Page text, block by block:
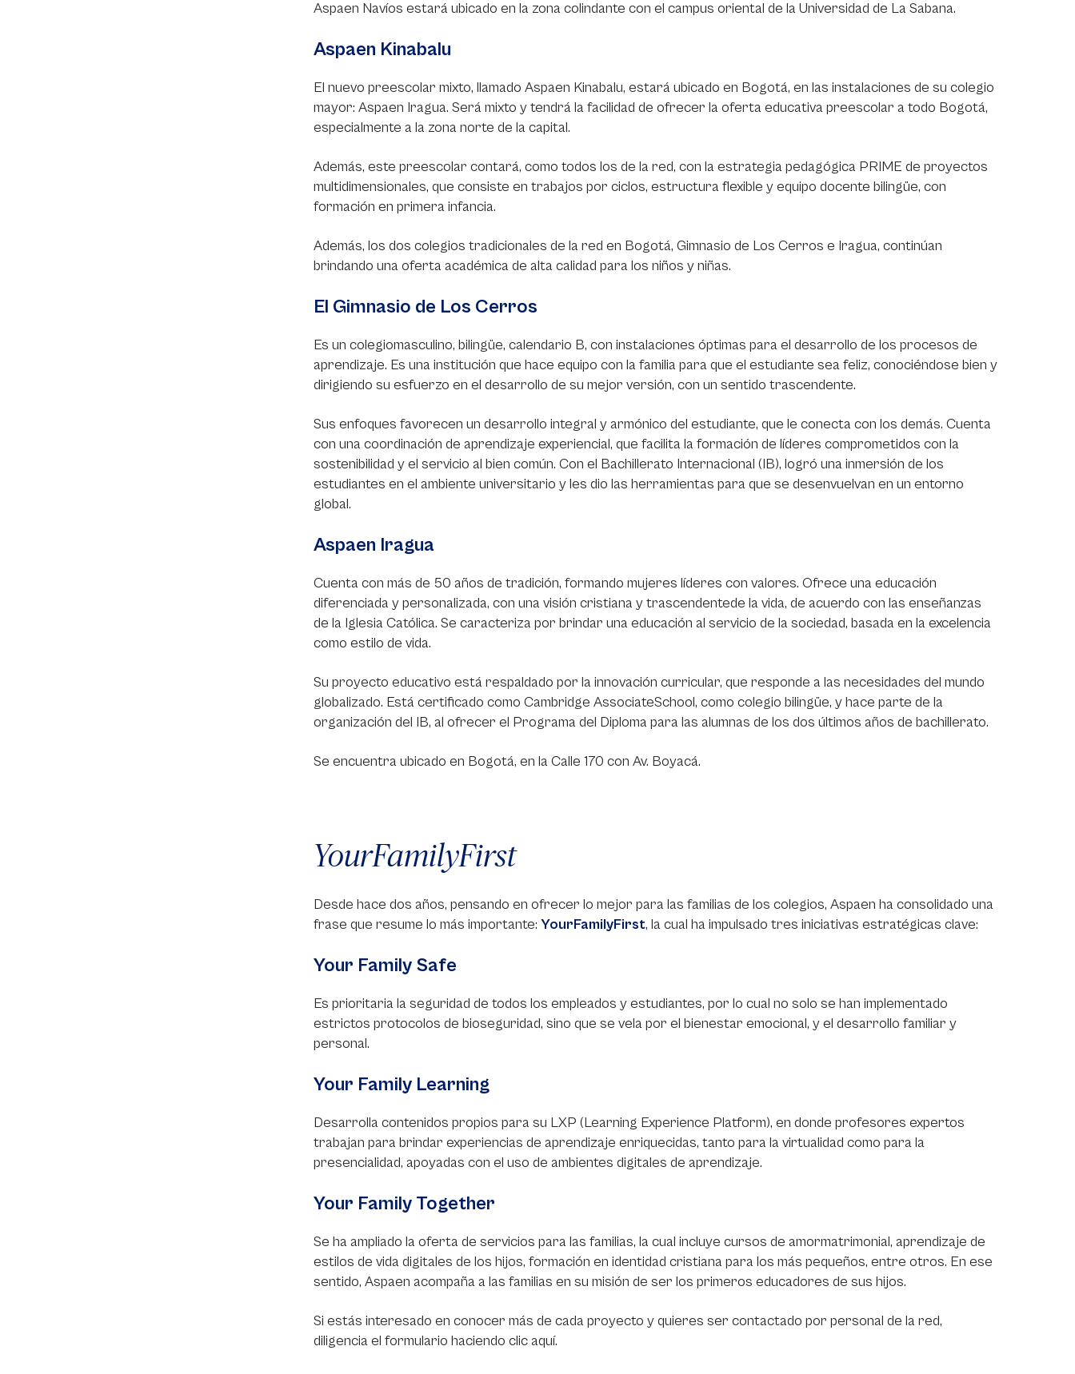
Aspaen Navíos estará ubicado en la zona colindante con el campus oriental de la Universidad de La Sabana.
Aspaen Kinabalu
El nuevo preescolar mixto, llamado Aspaen Kinabalu, estará ubicado en Bogotá, en las instalaciones de su colegio
mayor: Aspaen Iragua. Será mixto y tendrá la facilidad de ofrecer la oferta educativa preescolar a todo Bogotá,
especialmente a la zona norte de la capital.
Además, este preescolar contará, como todos los de la red, con la estrategia pedagógica PRIME de proyectos
multidimensionales, que consiste en trabajos por ciclos, estructura flexible y equipo docente bilingüe, con
formación en primera infancia.
Además, los dos colegios tradicionales de la red en Bogotá, Gimnasio de Los Cerros e Iragua, continúan
brindando una oferta académica de alta calidad para los niños y niñas.
El Gimnasio de Los Cerros
Es un colegiomasculino, bilingüe, calendario B, con instalaciones óptimas para el desarrollo de los procesos de
aprendizaje. Es una institución que hace equipo con la familia para que el estudiante sea feliz, conociéndose bien y
dirigiendo su esfuerzo en el desarrollo de su mejor versión, con un sentido trascendente.
Sus enfoques favorecen un desarrollo integral y armónico del estudiante, que le conecta con los demás. Cuenta
con una coordinación de aprendizaje experiencial, que facilita la formación de líderes comprometidos con la
sostenibilidad y el servicio al bien común. Con el Bachillerato Internacional (IB), logró una inmersión de los
estudiantes en el ambiente universitario y les dio las herramientas para que se desenvuelvan en un entorno
global.
Aspaen Iragua
Cuenta con más de 50 años de tradición, formando mujeres líderes con valores. Ofrece una educación
diferenciada y personalizada, con una visión cristiana y trascendentede la vida, de acuerdo con las enseñanzas
de la Iglesia Católica. Se caracteriza por brindar una educación al servicio de la sociedad, basada en la excelencia
como estilo de vida.
Su proyecto educativo está respaldado por la innovación curricular, que responde a las necesidades del mundo
globalizado. Está certificado como Cambridge AssociateSchool, como colegio bilingüe, y hace parte de la
organización del IB, al ofrecer el Programa del Diploma para las alumnas de los dos últimos años de bachillerato.
Se encuentra ubicado en Bogotá, en la Calle 170 con Av. Boyacá.
YourFamilyFirst
Desde hace dos años, pensando en ofrecer lo mejor para las familias de los colegios, Aspaen ha consolidado una
frase que resume lo más importante: YourFamilyFirst, la cual ha impulsado tres iniciativas estratégicas clave:
Your Family Safe
Es prioritaria la seguridad de todos los empleados y estudiantes, por lo cual no solo se han implementado
estrictos protocolos de bioseguridad, sino que se vela por el bienestar emocional, y el desarrollo familiar y
personal.
Your Family Learning
Desarrolla contenidos propios para su LXP (Learning Experience Platform), en donde profesores expertos
trabajan para brindar experiencias de aprendizaje enriquecidas, tanto para la virtualidad como para la
presencialidad, apoyadas con el uso de ambientes digitales de aprendizaje.
Your Family Together
Se ha ampliado la oferta de servicios para las familias, la cual incluye cursos de amormatrimonial, aprendizaje de
estilos de vida digitales de los hijos, formación en identidad cristiana para los más pequeños, entre otros. En ese
sentido, Aspaen acompaña a las familias en su misión de ser los primeros educadores de sus hijos.
Si estás interesado en conocer más de cada proyecto y quieres ser contactado por personal de la red,
diligencia el formulario haciendo clic aquí.